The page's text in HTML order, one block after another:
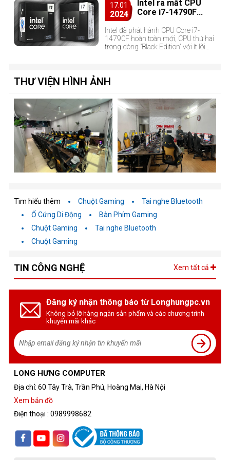
12.
17.01
2024
Intel ra mắt CPU
Core i7-14790F
lõi x 24 luồng và 36
MB bộ nhớ đệm
Intel đã phát hành CPU Core i7-
14790F hoàn toàn mới, CPU thứ hai
trong dòng "Black Edition" với ít lõi
THƯ VIỆN HÌNH ẢNH
Tìm hiểu thêm Chuột Gaming
Tai nghe Bluetooth
Ổ Cứng Di Động
Bàn Phím Gaming
Chuột Gaming
Tai nghe Bluetooth
Chuột Gaming
TIN CÔNG NGHỆ Xem tất cả
Đăng ký nhận thông báo từ Longhungpc.vn
Không bỏ lỡ hàng ngàn sản phẩm và các chương trình
khuyến mãi khác
LONG HƯNG COMPUTER
Địa chỉ: 60 Tây Trà, Trần Phú, Hoàng Mai, Hà Nội
Xem bản đồ
Điện thoại : 0989998682